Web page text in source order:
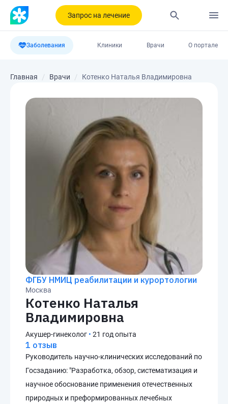
Запрос на лечение
Заболевания Клиники Врачи О портале
Главная Врачи Котенко Наталья Владимировна
ФГБУ НМИЦ реабилитации и курортологии
Москва
Котенко Наталья
Владимировна
Акушер-гинеколог • 21 год опыта
1 отзыв
Руководитель научно-клинических исследований по
Госзаданию: "Разработка, обзор, систематизация и
научное обоснование применения отечественных
природных и преформированных лечебных